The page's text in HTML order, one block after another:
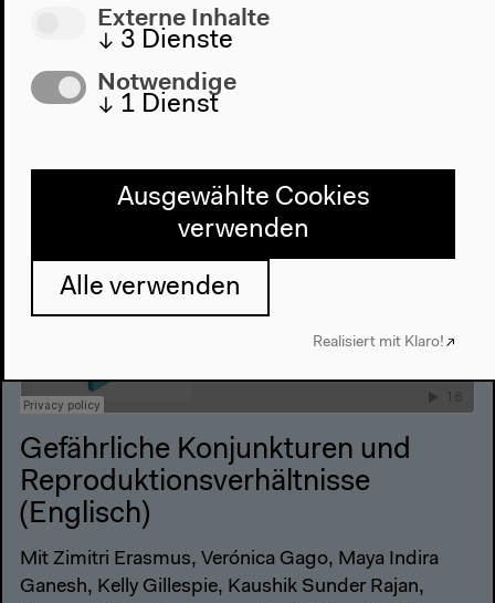
Diskussion, 17.03.2018
Gefährliche Konjunkturen und
Reproduktionsverhältnisse
(Englisch)
Mit Zimitri Erasmus, Verónica Gago, Maya Indira
Ganesh, Kelly Gillespie, Kaushik Sunder Rajan,
Externe Inhalte
↓ 3 Dienste
Notwendige
↓ 1 Dienst
Ausgewählte Cookies
verwenden
Alle verwenden
Realisiert mit Klaro!